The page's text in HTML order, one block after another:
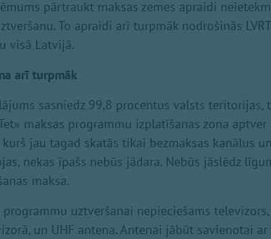
pārtraukt maksas zemes apraidi
To apraidi arī turpmāk nodrošinās
visā Latvijā.
arī turpmāk
sasniedz 99,8 procentus valsts teritorijas,
maksas programmu izplatīšanas zona
jau tagad skatās tikai bezmaksas kanālus
nekas īpašs nebūs jādara. Nebūs jāslēdz
maksa.
programmu uztveršanai nepieciešams
un UHF antena. Antenai jābūt savienotai